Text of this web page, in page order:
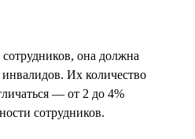
она должна
инвалидов. Их количество
— от 2 до 4%
сотрудников.